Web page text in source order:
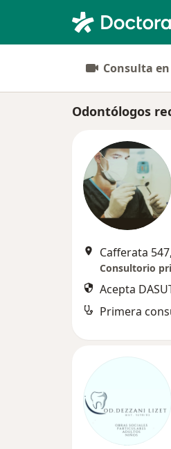
Consulta
Odontólogos
Cafferata
Consultorio
Acepta
Primera